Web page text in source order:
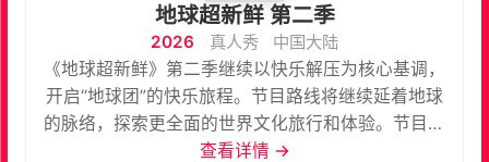
地球超新鲜 第二季
2026 真人秀
中国大陆
《地球超新鲜》第二季继续以快乐解压为核心基调，
开启“地球团”的快乐旅程。节目路线将继续延着地球
的脉络，探索更全面的世界文化旅行和体验。节目以
旅行+奇趣体验+游戏任务+世界美食为四重看点，不
查看详情 →